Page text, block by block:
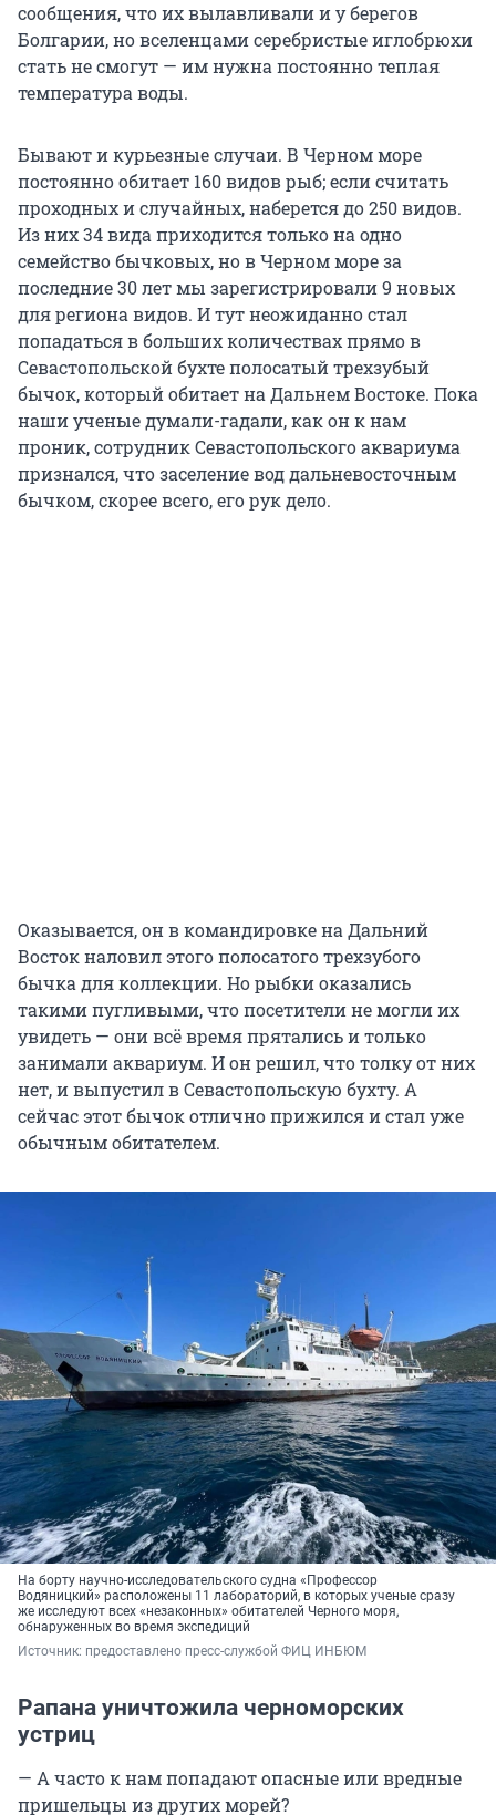
сообщения, что их вылавливали и у берегов
Болгарии, но вселенцами серебристые иглобрюхи
стать не смогут — им нужна постоянно теплая
температура воды.
Бывают и курьезные случаи. В Черном море
постоянно обитает 160 видов рыб; если считать
проходных и случайных, наберется до 250 видов.
Из них 34 вида приходится только на одно
семейство бычковых, но в Черном море за
последние 30 лет мы зарегистрировали 9 новых
для региона видов. И тут неожиданно стал
попадаться в больших количествах прямо в
Севастопольской бухте полосатый трехзубый
бычок, который обитает на Дальнем Востоке. Пока
наши ученые думали-гадали, как он к нам
проник, сотрудник Севастопольского аквариума
признался, что заселение вод дальневосточным
бычком, скорее всего, его рук дело.
Оказывается, он в командировке на Дальний
Восток наловил этого полосатого трехзубого
бычка для коллекции. Но рыбки оказались
такими пугливыми, что посетители не могли их
увидеть — они всё время прятались и только
занимали аквариум. И он решил, что толку от них
нет, и выпустил в Севастопольскую бухту. А
сейчас этот бычок отлично прижился и стал уже
обычным обитателем.
На борту научно-исследовательского судна «Профессор
Водяницкий» расположены 11 лабораторий, в которых ученые сразу
же исследуют всех «незаконных» обитателей Черного моря,
обнаруженных во время экспедиций
Источник: предоставлено пресс-службой ФИЦ ИНБЮМ
Рапана уничтожила черноморских
устриц
— А часто к нам попадают опасные или вредные
пришельцы из других морей?